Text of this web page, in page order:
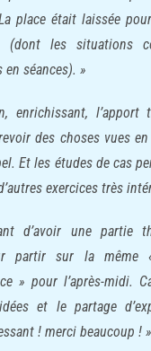
place était laissée
(dont les situations
en séances). »
enrichissant, l’apport
des choses vues
Et les études de cas
exercices très
d’avoir une partie
partir sur la même
» pour l’après-midi.
et le partage
! merci beaucoup ! »